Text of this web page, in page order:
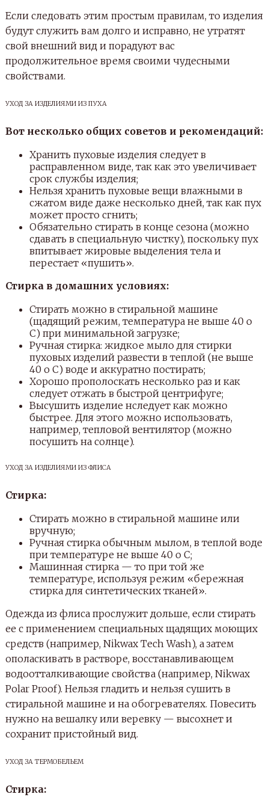
Если следовать этим простым правилам, то изделия
будут служить вам долго и исправно, не утратят
свой внешний вид и порадуют вас
продолжительное время своими чудесными
свойствами.
УХОД ЗА ИЗДЕЛИЯМИ ИЗ ПУХА
Вот несколько общих советов и рекомендаций:
Хранить пуховые изделия следует в
расправленном виде, так как это увеличивает
срок службы изделия;
Нельзя хранить пуховые вещи влажными в
сжатом виде даже несколько дней, так как пух
может просто сгнить;
Обязательно стирать в конце сезона (можно
сдавать в специальную чистку), поскольку пух
впитывает жировые выделения тела и
перестает «пушить».
Стирка в домашних условиях:
Стирать можно в стиральной машине
(щадящий режим, температура не выше 40 о
С) при минимальной загрузке;
Ручная стирка: жидкое мыло для стирки
пуховых изделий развести в теплой (не выше
40 о С) воде и аккуратно постирать;
Хорошо прополоскать несколько раз и как
следует отжать в быстрой центрифуге;
Высушить изделие нследует как можно
быстрее. Для этого можно использовать,
например, тепловой вентилятор (можно
посушить на солнце).
УХОД ЗА ИЗДЕЛИЯМИ ИЗ ФЛИСА
Стирка:
Стирать можно в стиральной машине или
вручную;
Ручная стирка обычным мылом, в теплой воде
при температуре не выше 40 о С;
Машинная стирка — то при той же
температуре, используя режим «бережная
стирка для синтетических тканей».
Одежда из флиса прослужит дольше, если стирать
ее с применением специальных щадящих моющих
средств (например, Nikwax Tech Wash), а затем
ополаскивать в растворе, восстанавливающем
водоотталкивающие свойства (например, Nikwax
Polar Proof). Нельзя гладить и нельзя сушить в
стиральной машине и на обогревателях. Повесить
нужно на вешалку или веревку — высохнет и
сохранит пристойный вид.
УХОД ЗА ТЕРМОБЕЛЬЕМ
Стирка: